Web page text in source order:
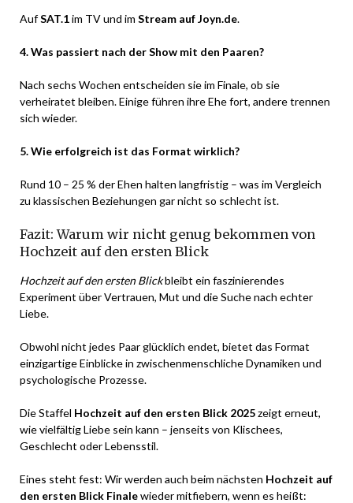
AufSAT.1im TV und im Stream auf Joyn.de.
4. Was passiert nach der Show mit den Paaren?
Nach sechs Wochen entscheiden sie im Finale, ob sie
verheiratet bleiben. Einige führen ihre Ehe fort, andere trennen
sich wieder.
5. Wie erfolgreich ist das Format wirklich?
Rund 10 – 25 % der Ehen halten langfristig – was im Vergleich
zu klassischen Beziehungen gar nicht so schlecht ist.
Fazit: Warum wir nicht genug bekommen von
Hochzeit auf den ersten Blick
Hochzeit auf den ersten Blickbleibt ein faszinierendes
Experiment über Vertrauen, Mut und die Suche nach echter
Liebe.
Obwohl nicht jedes Paar glücklich endet, bietet das Format
einzigartige Einblicke in zwischenmenschliche Dynamiken und
psychologische Prozesse.
Die Staffel Hochzeit auf den ersten Blick 2025zeigt erneut,
wie vielfältig Liebe sein kann – jenseits von Klischees,
Geschlecht oder Lebensstil.
Eines steht fest: Wir werden auch beim nächsten Hochzeit auf
den ersten Blick Finalewieder mitfiebern, wenn es heißt: